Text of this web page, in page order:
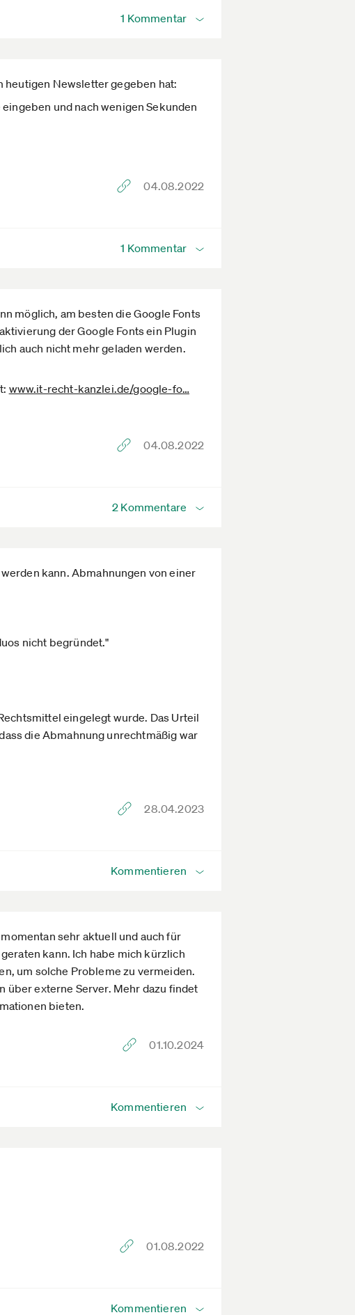
1 Kommentar
heutigen Newsletter gegeben hat:
und nach wenigen Sekunden
04.08.2022
1 Kommentar
möglich, am besten die Google Fonts
der Google Fonts ein Plugin
auch nicht mehr geladen werden.
www.it-recht-kanzlei.de­/google-fo­…
04.08.2022
2 Kommentare
kann. Abmahnungen von einer
nicht begründet."
eingelegt wurde. Das Urteil
die Abmahnung unrechtmäßig war
28.04.2023
Kommentieren
sehr aktuell und auch für
kann. Ich habe mich kürzlich
um solche Probleme zu vermeiden.
über externe Server. Mehr dazu findet
bieten.
01.10.2024
Kommentieren
01.08.2022
Kommentieren